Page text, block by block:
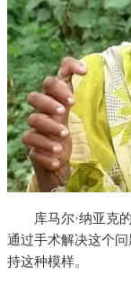
库马尔·纳亚克
通过手术解决这个
持这种模样。